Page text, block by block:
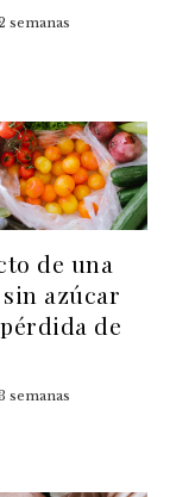
semanas
de una
azúcar
de
semanas